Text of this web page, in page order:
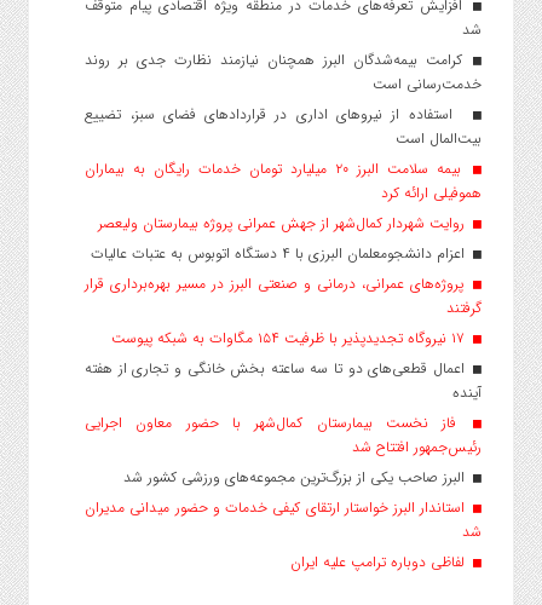
افزایش تعرفه‌های خدمات در منطقه ویژه اقتصادی پیام متوقف
شد
کرامت بیمه‌شدگان البرز همچنان نیازمند نظارت جدی بر روند
خدمت‌رسانی است
استفاده از نیروهای اداری در قراردادهای فضای سبز، تضییع
بیت‌المال است
بیمه سلامت البرز ۲۰ میلیارد تومان خدمات رایگان به بیماران
هموفیلی ارائه کرد
روایت شهردار کمال‌شهر از جهش عمرانی پروژه بیمارستان ولیعصر
اعزام دانشجو‌معلمان البرزی با ۴ دستگاه اتوبوس به عتبات عالیات
پروژه‌های عمرانی، درمانی و صنعتی البرز در مسیر بهره‌برداری قرار
گرفتند
اعمال قطعی‌های دو تا سه ساعته بخش خانگی و تجاری از هفته
آینده
فاز نخست بیمارستان کمال‌شهر با حضور معاون اجرایی
رئیس‌جمهور افتتاح شد
البرز صاحب یکی از بزرگ‌ترین مجموعه‌های ورزشی کشور شد
استاندار البرز خواستار ارتقای کیفی خدمات و حضور میدانی مدیران
شد
لفاظی دوباره ترامپ علیه ایران